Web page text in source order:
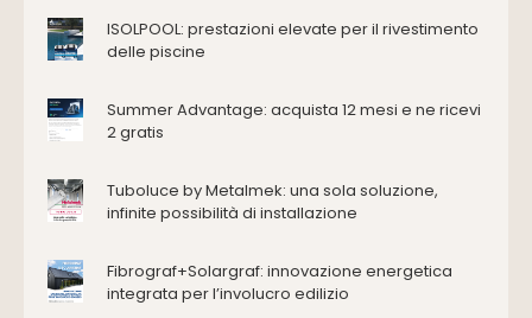
Edilizia
Antincendio e sicurezza
Attrezzature manuali
Cappe d'aspirazione
Consolidamento
Deumidificazione
ISOLPOOL: prestazioni elevate per il rivestimento
delle piscine
Summer Advantage: acquista 12 mesi e ne ricevi
2 gratis
Tuboluce by Metalmek: una sola soluzione,
infinite possibilità di installazione
Fibrograf+Solargraf: innovazione energetica
integrata per l’involucro edilizio